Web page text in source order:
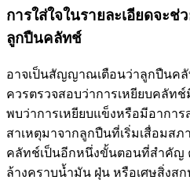
การใส่ใจในรายละเอียดจะ
ลูกปืนคลัทช์
อาจเป็นสัญญาณเตือนว่าลูกปืนค
ควรตรวจสอบว่าการเหยียบคลัท
พบว่าการเหยียบแข็งหรือมีอาการ
สาเหตุมาจากลูกปืนที่เริ่มเสื่อมส
คลัทช์เป็นอีกหนึ่งขั้นตอนที่สำคัญ
ล้างคราบน้ำมัน ฝุ่น หรือเศษสิ่งส